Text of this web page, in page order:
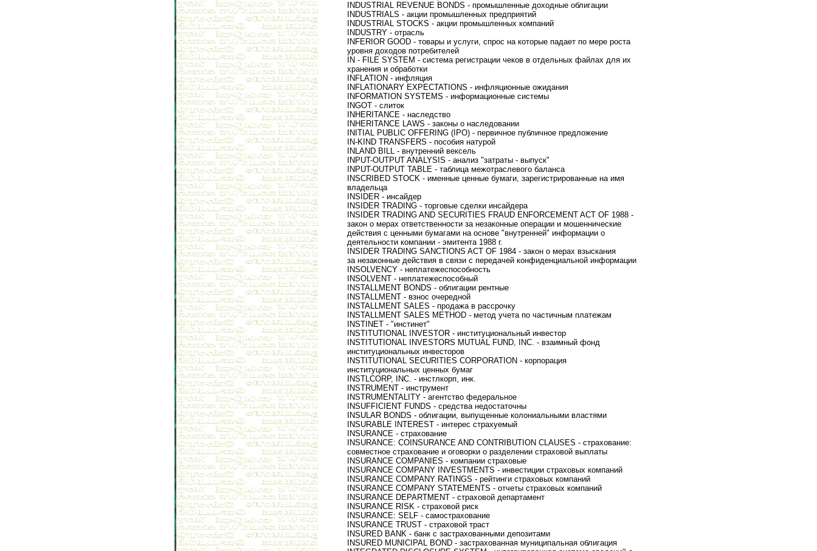
INDUSTRIAL REVENUE BONDS - промышленные доходные облигации
INDUSTRIALS - акции промышленных предприятий
INDUSTRIAL STOCKS - акции промышленных компаний
INDUSTRY - отрасль
INFERIOR GOOD - товары и услуги, спрос на которые падает по мере роста
уровня доходов потребителей
IN - FILE SYSTEM - система регистрации чеков в отдельных файлах для их
хранения и обработки
INFLATION - инфляция
INFLATIONARY EXPECTATIONS - инфляционные ожидания
INFORMATION SYSTEMS - информационные системы
INGOT - слиток
INHERITANCE - наследство
INHERITANCE LAWS - законы о наследовании
INITIAL PUBLIC OFFERING (IPO) - первичное публичное предложение
IN-KIND TRANSFERS - пособия натурой
INLAND BILL - внутренний вексель
INPUT-OUTPUT ANALYSIS - анализ "затраты - выпуск"
INPUT-OUTPUT TABLE - таблица межотраслевого баланса
INSCRIBED STOCK - именные ценные бумаги, зарегистрированные на имя
владельца
INSIDER - инсайдер
INSIDER TRADING - торговые сделки инсайдера
INSIDER TRADING AND SECURITIES FRAUD ENFORCEMENT ACT OF 1988 -
закон о мерах ответственности за незаконные операции и мошеннические
действия с ценными бумагами на основе "внутренней" информации о
деятельности компании - эмитента 1988 г.
INSIDER TRADING SANCTIONS ACT OF 1984 - закон о мерах взыскания
за незаконные действия в связи с передачей конфиденциальной информации
INSOLVENCY - неплатежеспособность
INSOLVENT - неплатежеспособный
INSTALLMENT BONDS - облигации рентные
INSTALLMENT - взнос очередной
INSTALLMENT SALES - продажа в рассрочку
INSTALLMENT SALES METHOD - метод учета по частичным платежам
INSTINET - "инстинет"
INSTITUTIONAL INVESTOR - институциональный инвестор
INSTITUTIONAL INVESTORS MUTUAL FUND, INC. - взаимный фонд
институциональных инвесторов
INSTITUTIONAL SECURITIES CORPORATION - корпорация
институциональных ценных бумаг
INSTLCORP, INC. - инстлкорп, инк.
INSTRUMENT - инструмент
INSTRUMENTALITY - агентство федеральное
INSUFFICIENT FUNDS - средства недостаточны
INSULAR BONDS - облигации, выпущенные колониальными властями
INSURABLE INTEREST - интерес страхуемый
INSURANCE - страхование
INSURANCE: COINSURANCE AND CONTRIBUTION CLAUSES - страхование:
совместное страхование и оговорки о разделении страховой выплаты
INSURANCE COMPANIES - компании страховые
INSURANCE COMPANY INVESTMENTS - инвестиции страховых компаний
INSURANCE COMPANY RATINGS - рейтинги страховых компаний
INSURANCE COMPANY STATEMENTS - отчеты страховых компаний
INSURANCE DEPARTMENT - страховой департамент
INSURANCE RISK - страховой риск
INSURANCE: SELF - самострахование
INSURANCE TRUST - страховой траст
INSURED BANK - банк с застрахованными депозитами
INSURED MUNICIPAL BOND - застрахованная муниципальная облигация